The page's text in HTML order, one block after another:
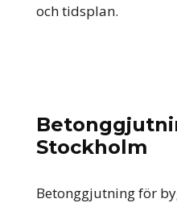
och tidsplan.
Stockholm
Betonggjutning för